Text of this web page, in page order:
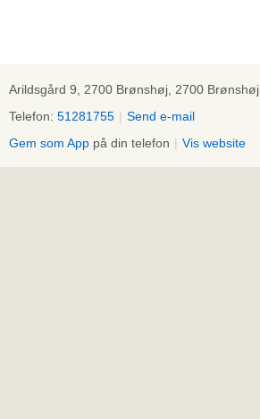
Arildsgård 9, 2700 Brønshøj, 2700 Brønshøj
Telefon: 51281755 | Send e-mail
Gem som App på din telefon | Vis website